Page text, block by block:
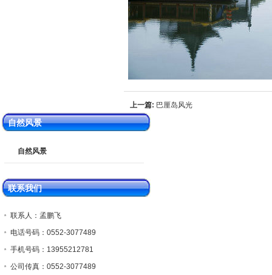
上一篇: 巴厘岛风光
自然风景
自然风景
联系我们
联系人：孟鹏飞
电话号码：0552-3077489
手机号码：13955212781
公司传真：0552-3077489